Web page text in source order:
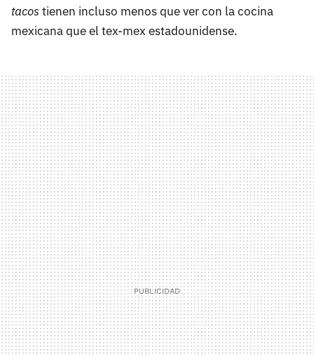
tacostienen incluso menos que ver con la cocina
mexicana que el tex-mex estadounidense.